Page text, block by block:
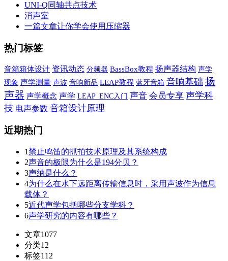
UNI-Q同轴共点技术
消声室
一篇文章让你学会使用压缩器
热门标签
音箱箱体设计 资讯动态 分频器 BassBox教程 扬声器结构 声学
现象 声学测量 声波 音响新品 LEAP教程 蓝牙音箱 音响基础 扬
声器 声学概念 声学 LEAP_ENC入门 声音 会员专享 声学科
技 电声参数 音箱设计原理
近期热门
1禁止鸣笛的抓拍技术原理及其系统构成
2声音的极限为什么是194分贝？
3声纳是什么？
4为什么在水下远距离传输信息时，采用声波作为信息
载体？
5近代声学包括哪些分支学科？
6声学研究的内容有哪些？
文章1077
分类12
标签112